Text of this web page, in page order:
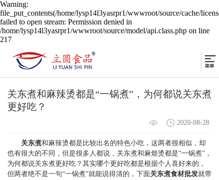
Warning:
file_put_contents(/home/lysp14l3yasrpr1/wwwroot/source/cache/
failed to open stream: Permission denied in
/home/lysp14l3yasrpr1/wwwroot/source/model/api.class.php on line
217
关东煮和麻辣烫都是“一锅煮”，为何都说关东煮
更好吃？
2020-08-28
关东煮和麻辣烫都是比较出名的特色小吃，这两者很相似，却
也有很大的不同，但是很多人都说，关东煮和麻烦烫都是“一锅煮”，
为何都说关东煮更好吃？其实哪个更好吃都是根据个人喜好来的，
但两者绝不是一句“一锅煮”就能说得清的，下面关东煮食材批发就带